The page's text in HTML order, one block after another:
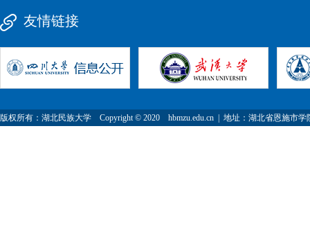
友情链接
版权所有：湖北民族大学 Copyright © 2020 hbmzu.edu.cn | 地址：湖北省恩施